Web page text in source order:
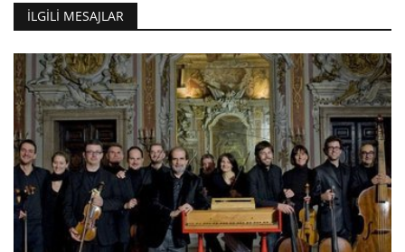
İLGILI MESAJLAR